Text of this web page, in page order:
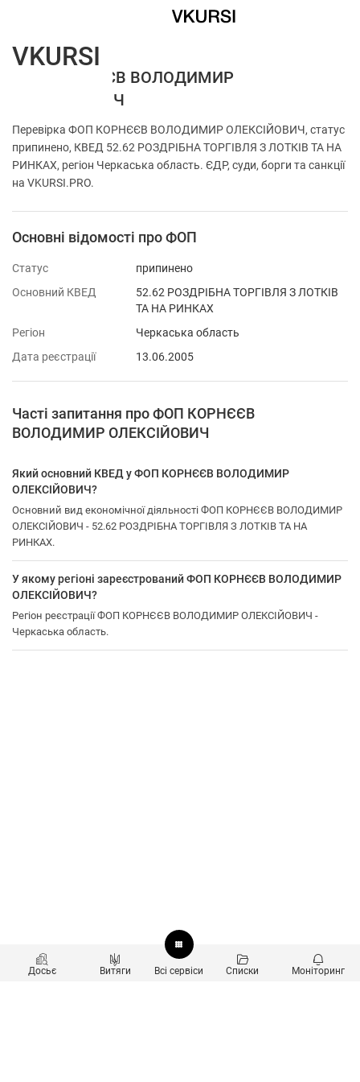
ФОП КОРНЄЄВ ВОЛОДИМИР
ОЛЕКСІЙОВИЧ
Перевірка ФОП КОРНЄЄВ ВОЛОДИМИР ОЛЕКСІЙОВИЧ, статус
припинено, КВЕД 52.62 РОЗДРІБНА ТОРГІВЛЯ З ЛОТКІВ ТА НА
РИНКАХ, регіон Черкаська область. ЄДР, суди, борги та санкції
на VKURSI.PRO.
Основні відомості про ФОП
Статус
припинено
Основний КВЕД
52.62 РОЗДРІБНА ТОРГІВЛЯ З ЛОТКІВ
ТА НА РИНКАХ
Регіон
Черкаська область
Дата реєстрації
13.06.2005
Часті запитання про ФОП КОРНЄЄВ
ВОЛОДИМИР ОЛЕКСІЙОВИЧ
Який основний КВЕД у ФОП КОРНЄЄВ ВОЛОДИМИР
ОЛЕКСІЙОВИЧ?
Основний вид економічної діяльності ФОП КОРНЄЄВ ВОЛОДИМИР
ОЛЕКСІЙОВИЧ - 52.62 РОЗДРІБНА ТОРГІВЛЯ З ЛОТКІВ ТА НА
РИНКАХ.
У якому регіоні зареєстрований ФОП КОРНЄЄВ ВОЛОДИМИР
ОЛЕКСІЙОВИЧ?
Регіон реєстрації ФОП КОРНЄЄВ ВОЛОДИМИР ОЛЕКСІЙОВИЧ -
Черкаська область.
Досьє Витяги Всі сервіси Списки Моніторинг
VKURSI